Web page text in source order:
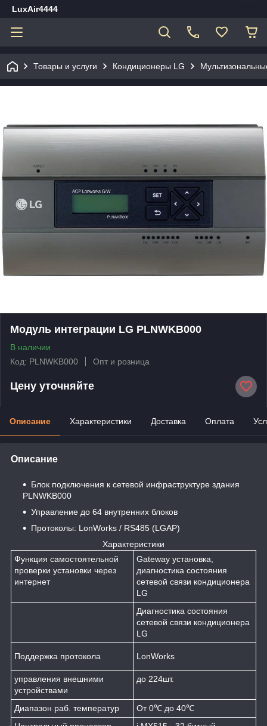
LuxAir4444
Товары и услуги Кондиционеры LG
Модуль интеграции LG PLNWKB000
В наличии
Код: PLNWKB000
Опт и розница
Цену уточняйте
Описание Характеристики Доставка Оплата
Описание
Блок подключения к сетевой инфраструктуре здания
PLNWKB000
Управление до 64 внутренних блоков
Протоколы: LonWorks / RS485 (LGAP)
Характеристики
Функция самостоятельной
проверки установки через
интернет
Gateway установка,
диагностика состояния
сетевой связи кондиционера
LG
Диагностика состояния
сетевой связи кондиционера
LG
Поддержка протокола LonWorks
управления внешними
устройствами
до 224шт.
Диапазон раб. температур
От 0℃ до 40℃